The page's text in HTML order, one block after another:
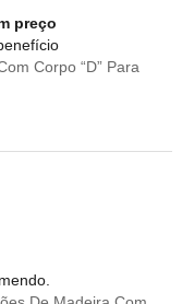
preço
Corpo “D” Para